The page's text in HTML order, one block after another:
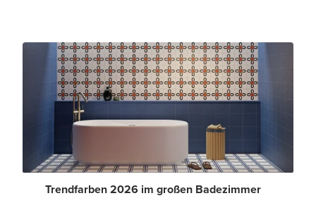
Trendfarben 2026 im großen Badezimmer